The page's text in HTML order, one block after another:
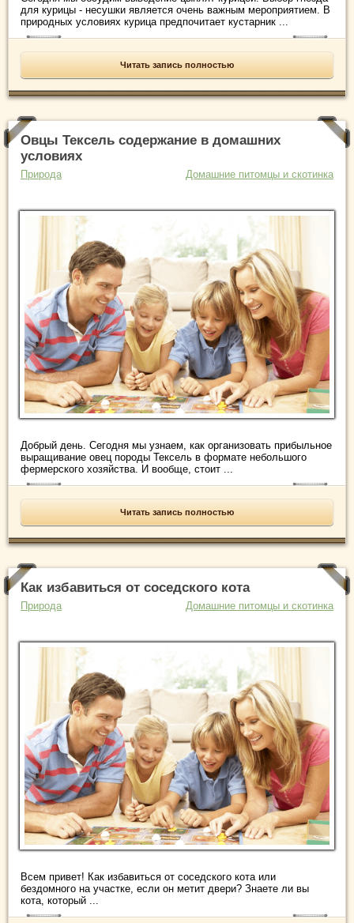
для курицы - несушки является очень важным мероприятием. В
природных условиях курица предпочитает кустарник ...
Читать запись полностью
Овцы Тексель содержание в домашних
условиях
Природа Домашние питомцы и скотинка
Добрый день. Сегодня мы узнаем, как организовать прибыльное
выращивание овец породы Тексель в формате небольшого
фермерского хозяйства. И вообще, стоит ...
Читать запись полностью
Как избавиться от соседского кота
Природа Домашние питомцы и скотинка
Всем привет! Как избавиться от соседского кота или
бездомного на участке, если он метит двери? Знаете ли вы
кота, который ...